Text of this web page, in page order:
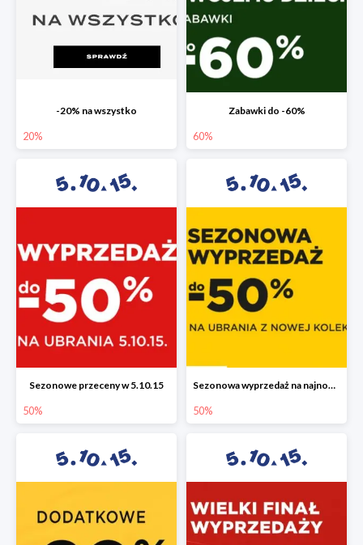
-20% na wszystko
20%
Zabawki do -60%
60%
Sezonowe przeceny w 5.10.15
50%
Sezonowa wyprzedaż na najnowszą kolekcję do -50%
50%